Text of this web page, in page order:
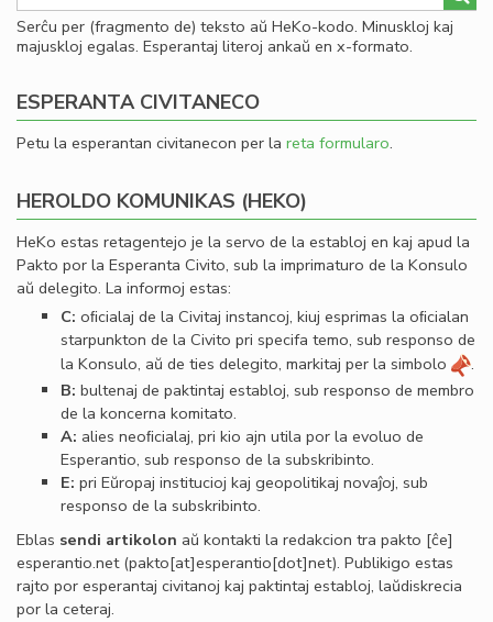
Serĉu per (fragmento de) teksto aŭ HeKo-kodo. Minuskloj kaj
majuskloj egalas. Esperantaj literoj ankaŭ en x-formato.
ESPERANTA CIVITANECO
Petu la esperantan civitanecon per la reta formularo.
HEROLDO KOMUNIKAS (HEKO)
HeKo estas retagentejo je la servo de la establoj en kaj apud la
Pakto por la Esperanta Civito, sub la imprimaturo de la Konsulo
aŭ delegito. La informoj estas:
C: oﬁcialaj de la Civitaj instancoj, kiuj esprimas la oﬁcialan
starpunkton de la Civito pri specifa temo, sub responso de
la Konsulo, aŭ de ties delegito, markitaj per la simbolo
.
B: bultenaj de paktintaj establoj, sub responso de membro
de la koncerna komitato.
A: alies neoﬁcialaj, pri kio ajn utila por la evoluo de
Esperantio, sub responso de la subskribinto.
E: pri Eŭropaj institucioj kaj geopolitikaj novaĵoj, sub
responso de la subskribinto.
Eblas sendi artikolon aŭ kontakti la redakcion tra pakto [ĉe]
esperantio.net(pakto[at]esperantio[dot]net). Publikigo estas
rajto por esperantaj civitanoj kaj paktintaj establoj, laŭdiskrecia
por la ceteraj.